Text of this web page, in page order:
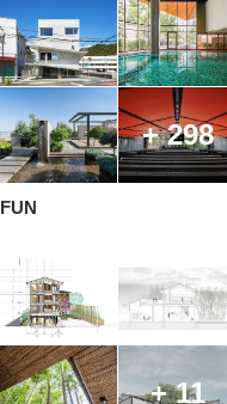
+ 298
FUN
+ 11